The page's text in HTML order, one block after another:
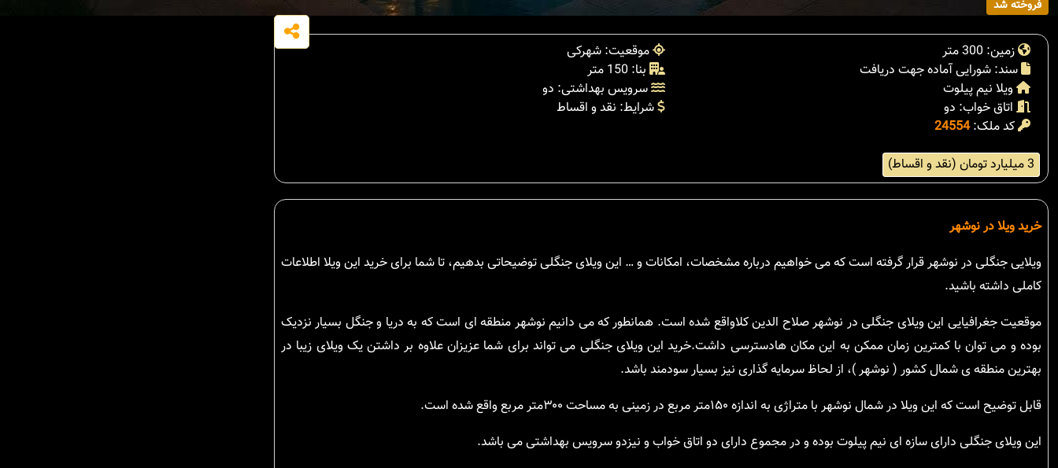
فروخته شد
زمین: 300 متر
موقعیت: شهرکی
سند: شورایی آماده جهت دریافت
بنا: 150 متر
ویلا نیم پیلوت
سرویس بهداشتی: دو
اتاق خواب: دو
شرایط: نقد و اقساط
کد ملک:24554
3 میلیارد تومان (نقد و اقساط)
خرید ویلا در نوشهر
ویلایی جنگلی در نوشهر قرار گرفته است که می خواهیم درباره مشخصات، امکانات و … این ویلای جنگلی توضیحاتی بدهیم، تا شما برای خرید این ویلا اطلاعات
کاملی داشته باشید.
موقعیت جغرافیایی این ویلای جنگلی در نوشهر صلاح الدین کلاواقع شده است. همانطور که می دانیم نوشهر منطقه ای است که به دریا و جنگل بسیار نزدیک
بوده و می توان با کمترین زمان ممکن به این مکان هادسترسی داشت.خرید این ویلای جنگلی می تواند برای شما عزیزان علاوه بر داشتن یک ویلای زیبا در
بهترین منطقه ی شمال کشور ( نوشهر )، از لحاظ سرمایه گذاری نیز بسیار سودمند باشد.
قابل توضیح است که این ویلا در شمال نوشهر با متراژی به اندازه ۱۵۰متر مربع در زمینی به مساحت ۳۰۰متر مربع واقع شده است.
این ویلای جنگلی دارای سازه ای نیم پیلوت بوده و در مجموع دارای دو اتاق خواب و نیزدو سرویس بهداشتی می باشد.